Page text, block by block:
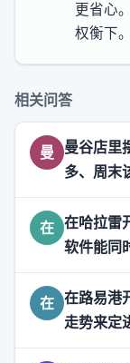
更省心
权衡下。
相关问答
曼
曼谷店里
多、周末
在 在哈拉雷
软件能同
在 在路易港
走势来定